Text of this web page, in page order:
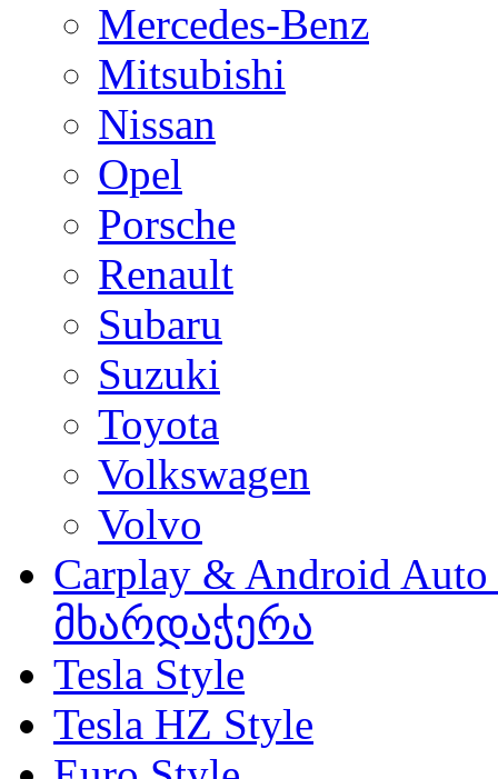
Mercedes-Benz
Mitsubishi
Nissan
Opel
Porsche
Renault
Subaru
Suzuki
Toyota
Volkswagen
Volvo
Carplay & Android
მხარდაჭერა
Tesla Style
Tesla HZ Style